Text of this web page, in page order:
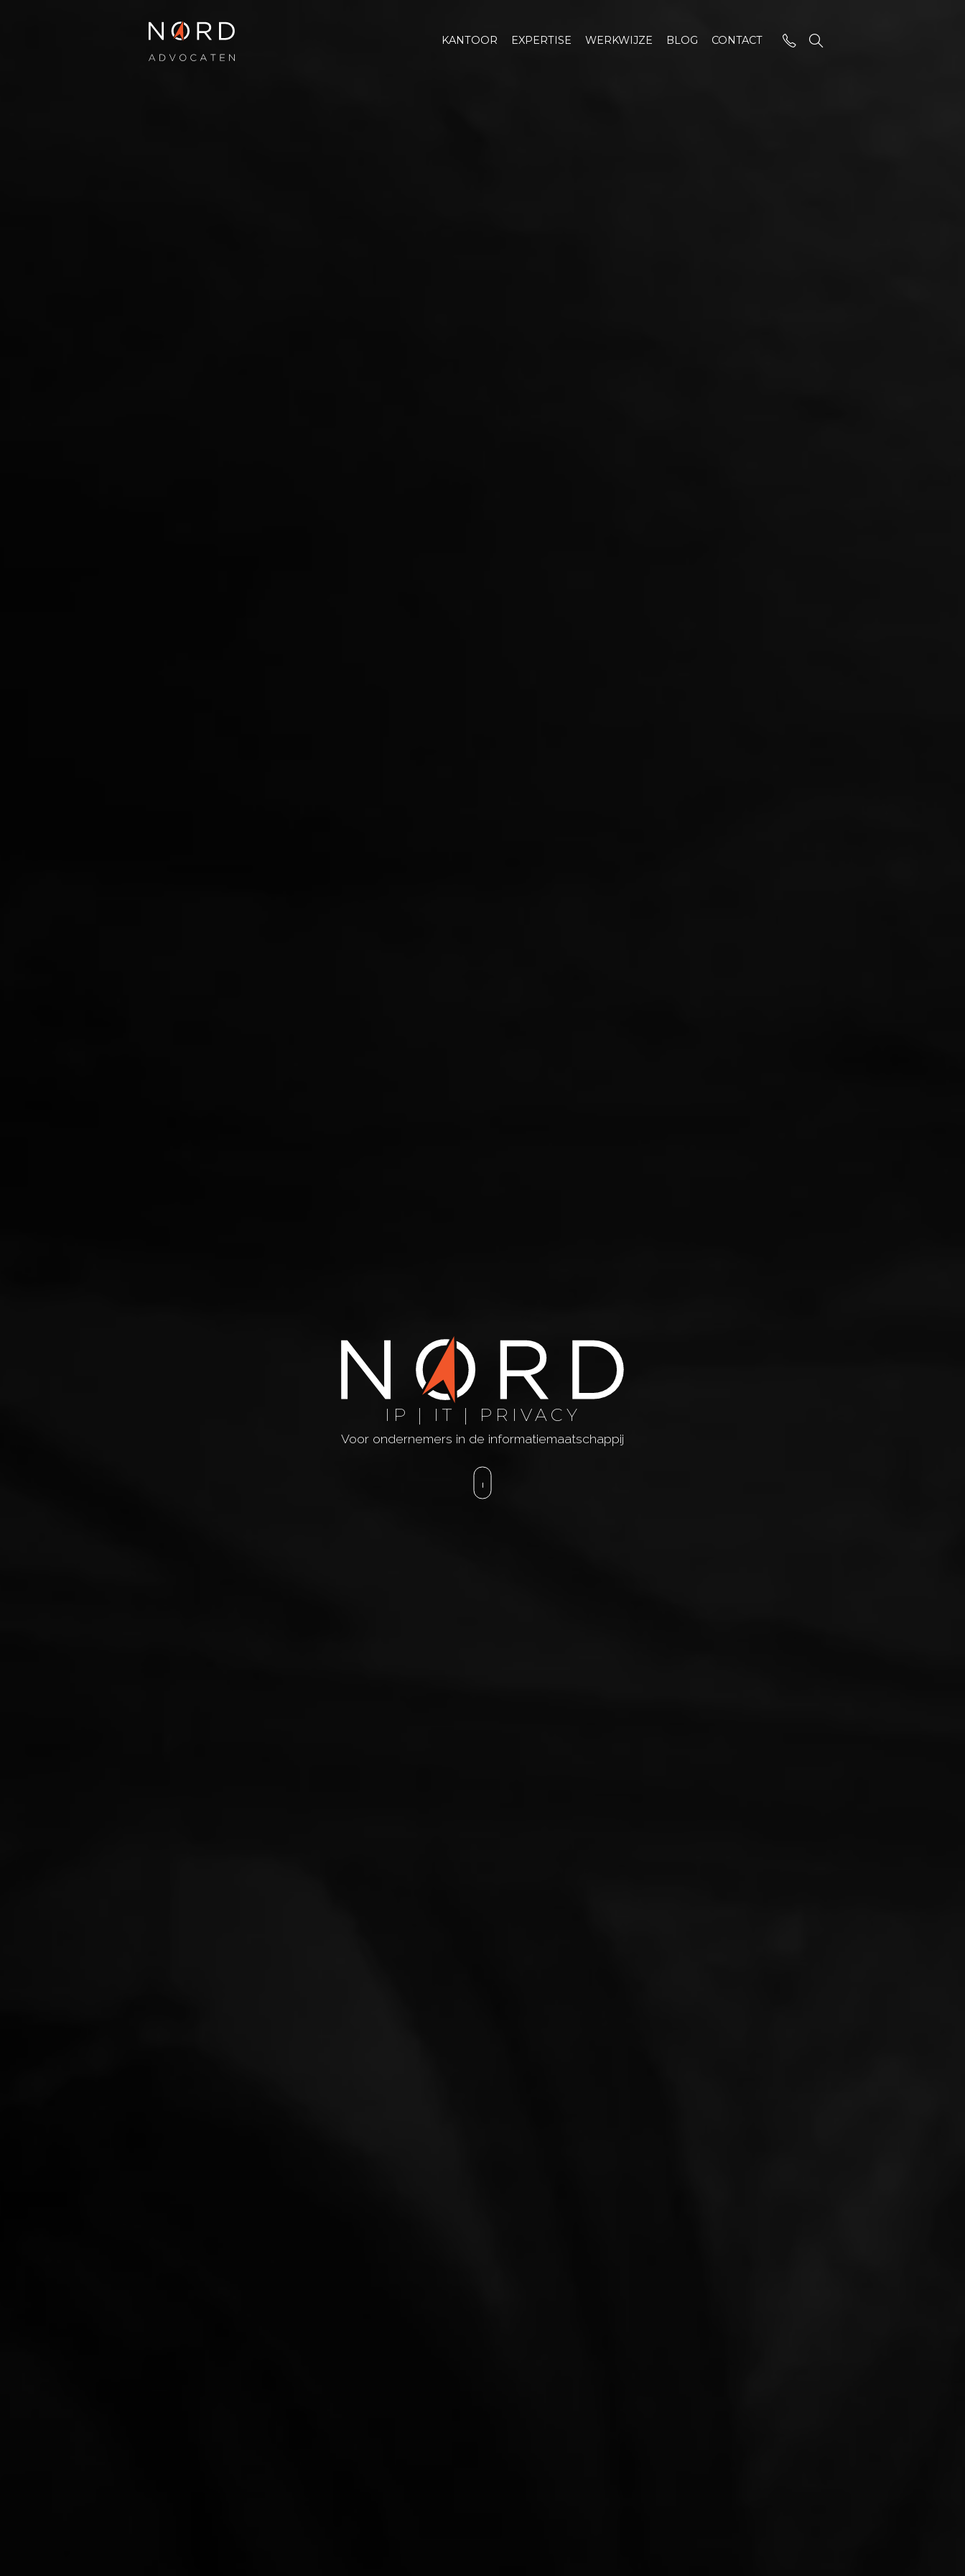
KANTOOR EXPERTISE WERKWIJZE BLOG CONTACT
IP | IT | PRIVACY
Voor ondernemers in de informatiemaatschappij